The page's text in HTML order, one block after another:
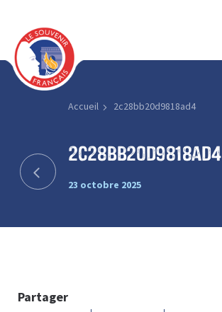
Accueil 2c28bb20d9818ad4
2c28bb20d9818ad4
23 octobre 2025
Partager